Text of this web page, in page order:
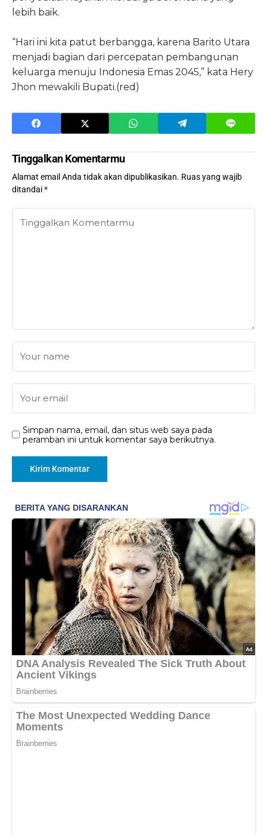
lebih baik.
“Hari ini kita patut berbangga, karena Barito Utara
menjadi bagian dari percepatan pembangunan
keluarga menuju Indonesia Emas 2045,” kata Hery
Jhon mewakili Bupati.(red)
Tinggalkan Komentarmu
Alamat email Anda tidak akan dipublikasikan. Ruas yang wajib
ditandai*
Simpan nama, email, dan situs web saya pada
peramban ini untuk komentar saya berikutnya.